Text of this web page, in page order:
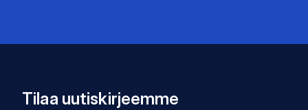
Tilaa uutiskirjeemme